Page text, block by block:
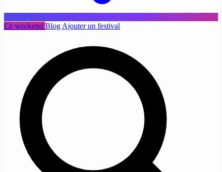
Ce weekend Blog Ajouter un festival